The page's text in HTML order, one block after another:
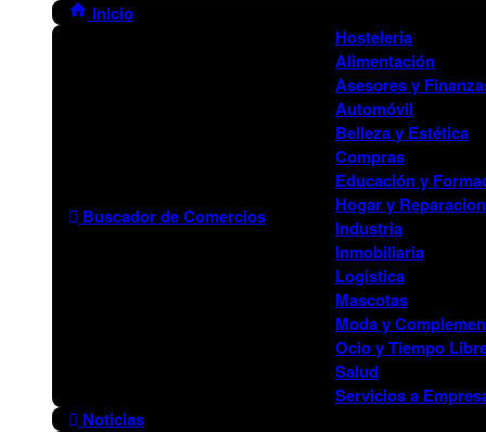
Inicio
Buscador de Comercios
Hostelería
Alimentación
Asesores y
Automóvil
Belleza y Estética
Compras
Educación y
Hogar y
Industria
Inmobiliaria
Logística
Mascotas
Moda y
Ocio y Tiempo
Salud
Servicios a
Noticias